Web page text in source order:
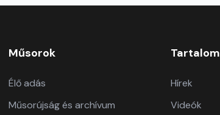
Műsorok
Élő adás
Műsorújság és archívum
Tartalom
Hírek
Videók